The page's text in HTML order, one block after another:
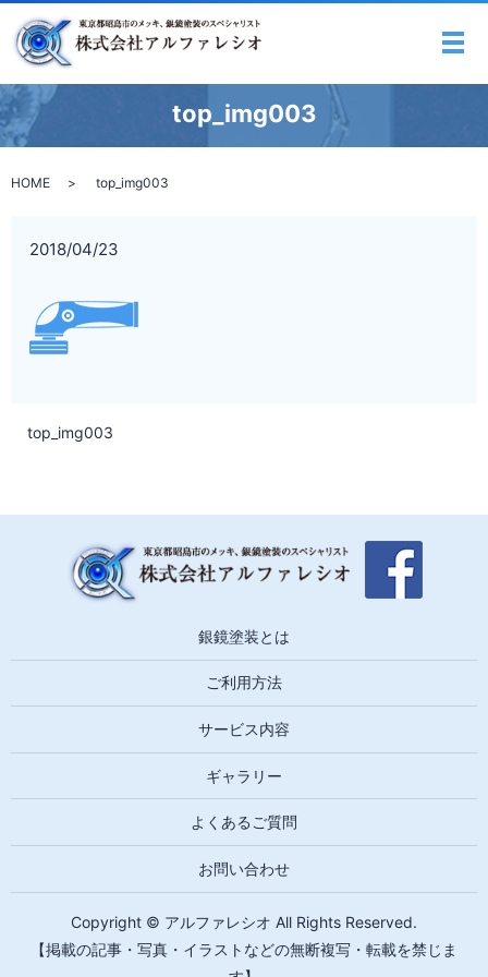
メ
top_img003
HOME top_img003
2018/04/23
top_img003
銀鏡塗装とは
ご利用方法
サービス内容
ギャラリー
よくあるご質問
お問い合わせ
Copyright © アルファレシオ All Rights Reserved.
【掲載の記事・写真・イラストなどの無断複写・転載を禁じま